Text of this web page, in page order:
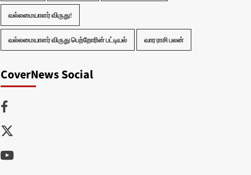
வல்லமையாளர் விருது!
வல்லமையாளர் விருது பெற்றோரின் பட்டியல் வார ராசி பலன்
CoverNews Social
Facebook
Twitter
Youtube